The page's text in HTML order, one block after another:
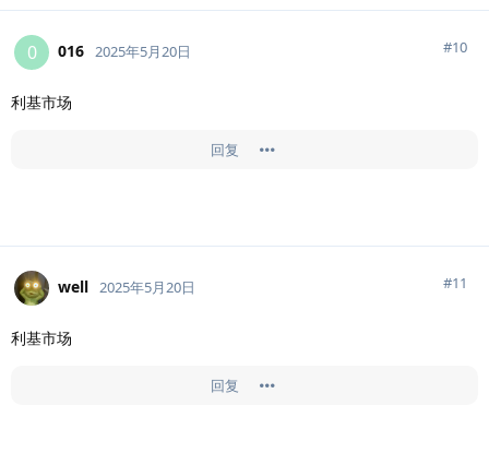
0 016 2025年5月20日 #10
利基市场
回复
well 2025年5月20日 #11
利基市场
回复